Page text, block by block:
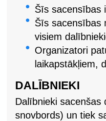
Šīs sacensības
Šīs sacensības
visiem
Organizatori
laikapstākļiem,
DALĪBNIEKI
Dalībnieki
snovbords) un tiek